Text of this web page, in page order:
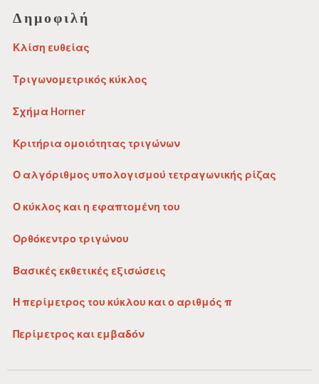
Δημοφιλή
Κλίση ευθείας
Τριγωνομετρικός κύκλος
Σχήμα Horner
Κριτήρια ομοιότητας τριγώνων
Ο αλγόριθμος υπολογισμού τετραγωνικής ρίζας
Ο κύκλος και η εφαπτομένη του
Ορθόκεντρο τριγώνου
Βασικές εκθετικές εξισώσεις
Η περίμετρος του κύκλου και ο αριθμός π
Περίμετρος και εμβαδόν